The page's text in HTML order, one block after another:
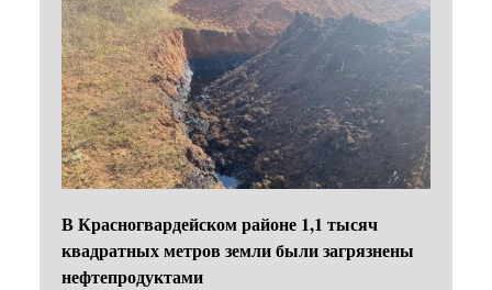
В Красногвардейском районе 1,1 тысяч
квадратных метров земли были загрязнены
нефтепродуктами